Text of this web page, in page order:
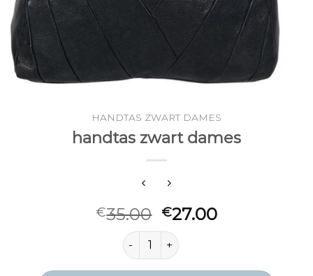
HANDTAS ZWART DAMES
handtas zwart dames
€35.00 €27.00
handtas zwart dames aantal